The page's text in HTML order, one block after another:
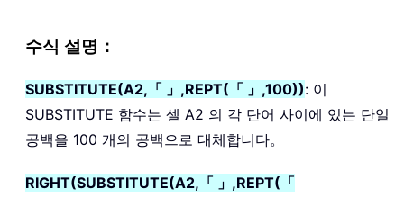
수식 설명：
SUBSTITUTE(A2,「 」,REPT(「 」,100)): 이
SUBSTITUTE 함수는 셀 A2 의 각 단어 사이에 있는 단일
공백을 100 개의 공백으로 대체합니다。
RIGHT(SUBSTITUTE(A2,「 」,REPT(「